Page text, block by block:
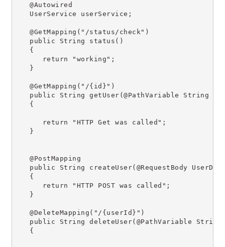
   @Autowired
   UserService userService;
   @GetMapping("/status/check")
   public String status()
   {
      return "working";
   }
   @GetMapping("/{id}")
public String getUser(@PathVariable String
   {
      return "HTTP Get was called";
   }
   @PostMapping
public String createUser(@RequestBody
   {
      return "HTTP POST was called";
   }
   @DeleteMapping("/{userId}")
public String deleteUser(@PathVariable String
   {